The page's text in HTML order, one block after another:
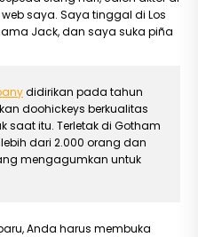
saya. Saya tinggal di Los
Jack, dan saya suka piña
didirikan pada tahun
doohickeys berkualitas
saat itu. Terletak di Gotham
lebih dari 2.000 orang dan
mengagumkan untuk
Anda harus membuka